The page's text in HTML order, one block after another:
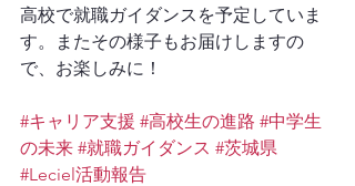
高校で就職ガイダンスを予定していま
す。またその様子もお届けしますの
で、お楽しみに！
#キャリア支援 #高校生の進路 #中学生
の未来 #就職ガイダンス #茨城県
#Leciel活動報告